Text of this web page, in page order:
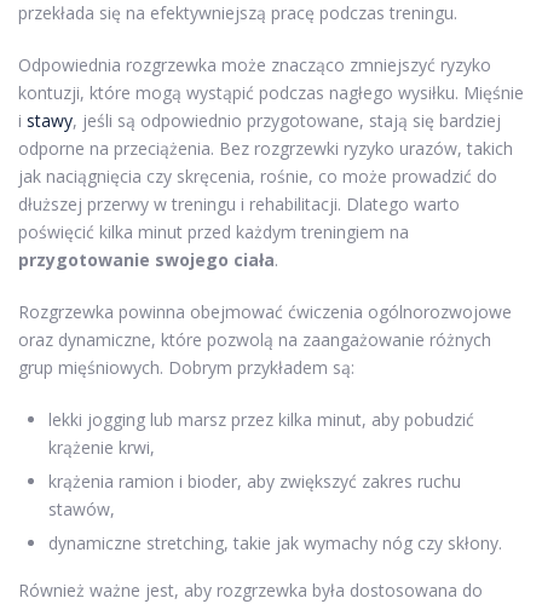
przekłada się na efektywniejszą pracę podczas treningu.
Odpowiednia rozgrzewka może znacząco zmniejszyć ryzyko
kontuzji, które mogą wystąpić podczas nagłego wysiłku. Mięśnie
i stawy, jeśli są odpowiednio przygotowane, stają się bardziej
odporne na przeciążenia. Bez rozgrzewki ryzyko urazów, takich
jak naciągnięcia czy skręcenia, rośnie, co może prowadzić do
dłuższej przerwy w treningu i rehabilitacji. Dlatego warto
poświęcić kilka minut przed każdym treningiem na
przygotowanie swojego ciała.
Rozgrzewka powinna obejmować ćwiczenia ogólnorozwojowe
oraz dynamiczne, które pozwolą na zaangażowanie różnych
grup mięśniowych. Dobrym przykładem są:
lekki jogging lub marsz przez kilka minut, aby pobudzić
krążenie krwi,
krążenia ramion i bioder, aby zwiększyć zakres ruchu
stawów,
dynamiczne stretching, takie jak wymachy nóg czy skłony.
Również ważne jest, aby rozgrzewka była dostosowana do